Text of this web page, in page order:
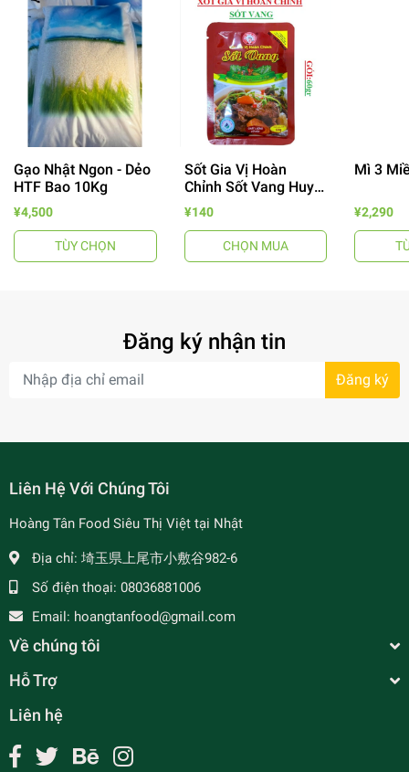
- 64%
- 7%
Gạo Nhật Ngon - Dẻo
HTF Bao 10Kg
¥4,500
TÙY CHỌN
Sốt Gia Vị Hoàn
Chỉnh Sốt Vang Huy
Tuấn
¥140
CHỌN MUA
Mì 3
¥2,290
Đăng ký nhận tin
Đăng ký
Liên Hệ Với Chúng Tôi
Hoàng Tân Food Siêu Thị Việt tại Nhật
Địa chỉ: 埼玉県上尾市小敷谷982-6
Số điện thoại: 08036881006
Email: hoangtanfood@gmail.com
Về chúng tôi
Hỗ Trợ
Liên hệ
¥420